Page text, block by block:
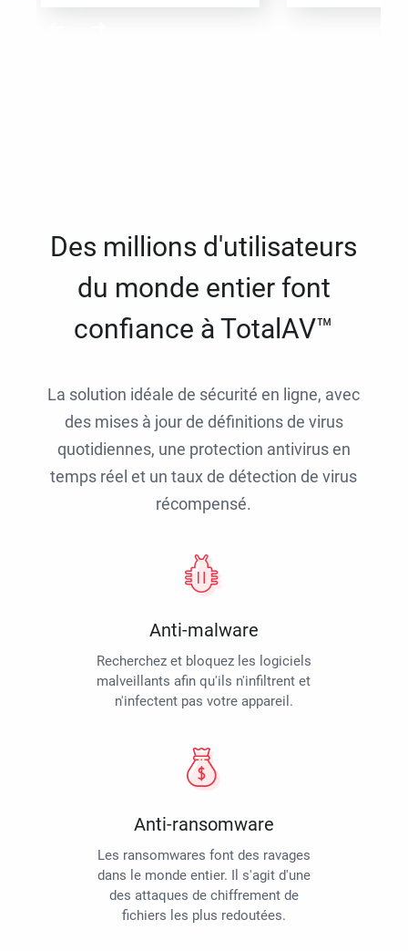
Des millions d'utilisateurs
du monde entier font
confiance à TotalAV™
La solution idéale de sécurité en ligne, avec
des mises à jour de définitions de virus
quotidiennes, une protection antivirus en
temps réel et un taux de détection de virus
récompensé.
Anti-malware
Recherchez et bloquez les logiciels
malveillants afin qu'ils n'infiltrent et
n'infectent pas votre appareil.
Anti-ransomware
Les ransomwares font des ravages
dans le monde entier. Il s'agit d'une
des attaques de chiffrement de
fichiers les plus redoutées.